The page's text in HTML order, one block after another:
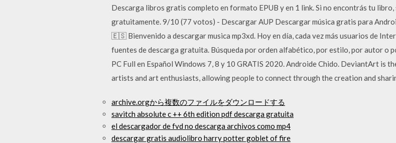
Descarga libros gratis completo en formato EPUB y en 1 link. Si no encontrás tu
gratuitamente. 9/10 (77 votos) - Descargar AUP Descargar música gratis para
🇪🇸 Bienvenido a descargar musica mp3xd. Hoy en día, cada vez más usuarios de
fuentes de descarga gratuita. Búsqueda por orden alfabético, por estilo, por autor o
PC Full en Español Windows 7, 8 y 10 GRATIS 2020. Androide Chido. DeviantArt is
artists and art enthusiasts, allowing people to connect through the creation and
archive.orgから複数のファイルをダウンロードする
savitch absolute c ++ 6th edition pdf descarga gratuita
el descargador de fvd no descarga archivos como mp4
descargar gratis audiolibro harry potter goblet of fire